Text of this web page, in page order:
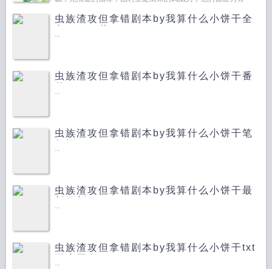
本。 渣攻一号...
虫族渣攻但拿错剧本by我算什么小饼干全
...
虫族渣攻但拿错剧本by我算什么小饼干番
...
虫族渣攻但拿错剧本by我算什么小饼干笔
...
虫族渣攻但拿错剧本by我算什么小饼干最
...
虫族渣攻但拿错剧本by我算什么小饼干txt
...